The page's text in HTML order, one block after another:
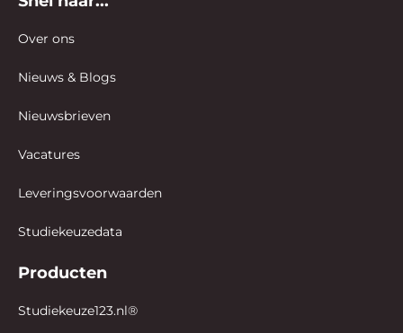
Over ons
Nieuws & Blogs
Nieuwsbrieven
Vacatures
Leveringsvoorwaarden
Studiekeuzedata
Producten
Studiekeuze123.nl®